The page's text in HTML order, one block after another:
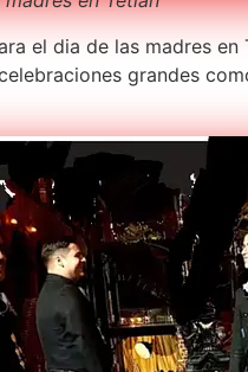
el dia de las madres
grandes